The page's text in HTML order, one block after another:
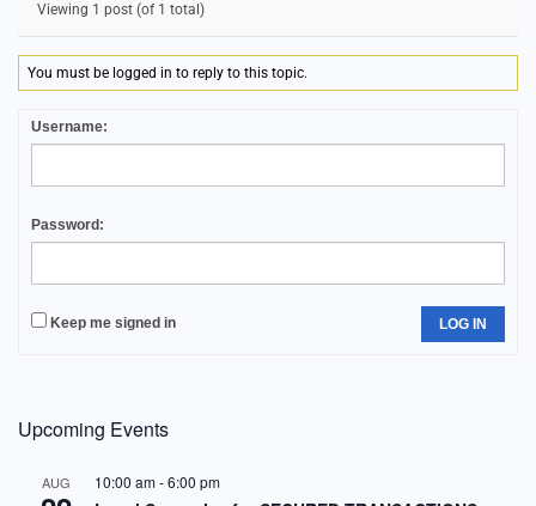
Viewing 1 post (of 1 total)
You must be logged in to reply to this topic.
Username:
Password:
Keep me signed in LOG IN
Upcoming Events
AUG 10:00 am-6:00 pm